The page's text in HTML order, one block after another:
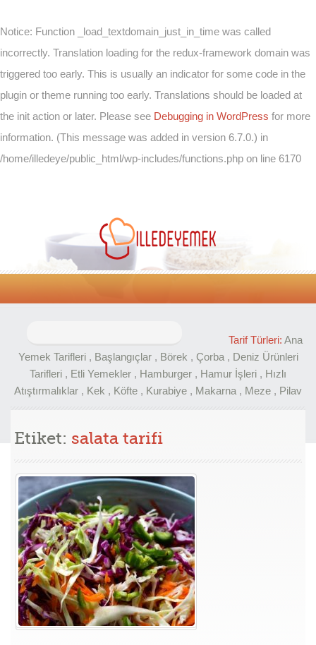
Notice: Function _load_textdomain_just_in_time was called
incorrectly. Translation loading for the redux-framework domain was
triggered too early. This is usually an indicator for some code in the
plugin or theme running too early. Translations should be loaded at
the init action or later. Please see Debugging in WordPress for more
information. (This message was added in version 6.7.0.) in
/home/illedeye/public_html/wp-includes/functions.php on line 6170
Tarif Türleri: Ana
Yemek Tarifleri, Başlangıçlar, Börek , Çorba, Deniz Ürünleri
Tarifleri , Etli Yemekler , Hamburger , Hamur İşleri , Hızlı
Atıştırmalıklar , Kek , Köfte , Kurabiye , Makarna , Meze , Pilav
Etiket: salata tarifi